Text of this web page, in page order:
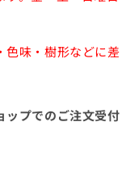
味・樹形などに差
ップでのご注文受付